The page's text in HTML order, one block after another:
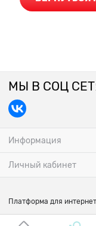
МЫ В СОЦ
Информация
Личный кабинет
Платформа для